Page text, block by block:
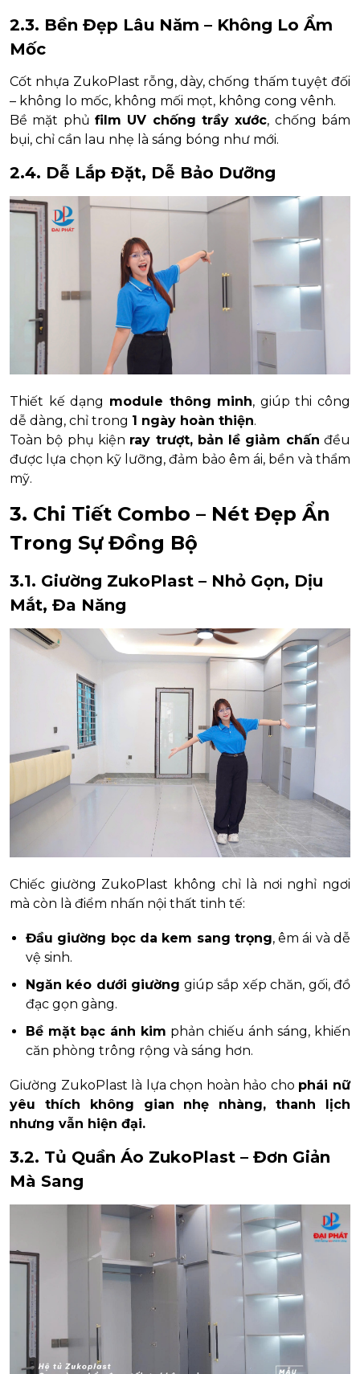
2.3. Bền Đẹp Lâu Năm – Không Lo Ẩm
Mốc
Cốt nhựa ZukoPlast rỗng, dày, chống thấm tuyệt đối
– không lo mốc, không mối mọt, không cong vênh.
Bề mặt phủ film UV chống trầy xước, chống bám
bụi, chỉ cần lau nhẹ là sáng bóng như mới.
2.4. Dễ Lắp Đặt, Dễ Bảo Dưỡng
Thiết kế dạng module thông minh, giúp thi công
dễ dàng, chỉ trong 1 ngày hoàn thiện.
Toàn bộ phụ kiện ray trượt, bản lề giảm chấn đều
được lựa chọn kỹ lưỡng, đảm bảo êm ái, bền và thẩm
mỹ.
3. Chi Tiết Combo – Nét Đẹp Ẩn
Trong Sự Đồng Bộ
3.1. Giường ZukoPlast – Nhỏ Gọn, Dịu
Mắt, Đa Năng
Chiếc giường ZukoPlast không chỉ là nơi nghỉ ngơi
mà còn là điểm nhấn nội thất tinh tế:
Đầu giường bọc da kem sang trọng, êm ái và dễ
vệ sinh.
Ngăn kéo dưới giường giúp sắp xếp chăn, gối, đồ
đạc gọn gàng.
Bề mặt bạc ánh kim phản chiếu ánh sáng, khiến
căn phòng trông rộng và sáng hơn.
Giường ZukoPlast là lựa chọn hoàn hảo cho phái nữ
yêu thích không gian nhẹ nhàng, thanh lịch
nhưng vẫn hiện đại.
3.2. Tủ Quần Áo ZukoPlast – Đơn Giản
Mà Sang